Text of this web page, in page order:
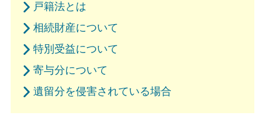
戸籍法とは
相続財産について
特別受益について
寄与分について
遺留分を侵害されている場合